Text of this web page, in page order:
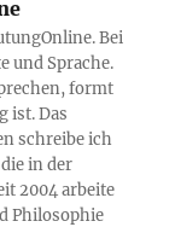
Bei
und Sprache.
formt
ist. Das
schreibe ich
in der
2004 arbeite
Philosophie